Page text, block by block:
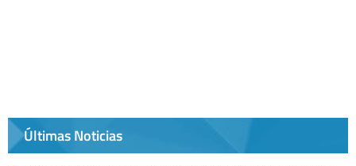
Últimas Noticias